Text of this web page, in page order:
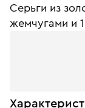
Серьги из
жемчугами и